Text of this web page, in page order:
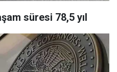
süresi 78,5 yıl